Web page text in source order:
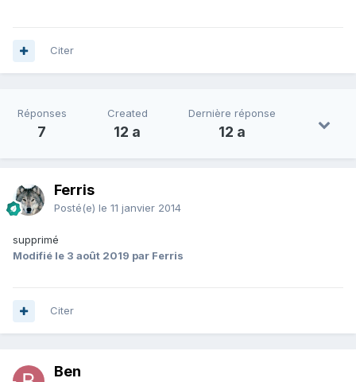
Citer
Réponses
7
Created
12 a
Dernière réponse
12 a
Ferris
Posté(e) le 11 janvier 2014
supprimé
Modifié le 3 août 2019 par Ferris
Citer
Ben